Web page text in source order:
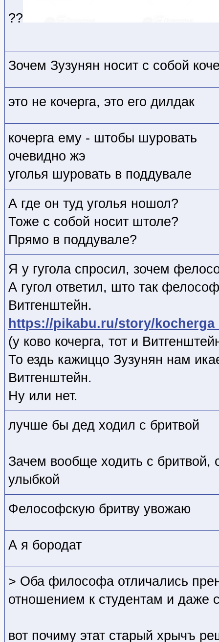
??
Зочем Зузунян носит с собой
это не кочерга, это его дилдак
кочерга ему - штобы шуровать
очевидно жэ
уголья шуровать в поддувале
А где он туд уголья ношол?
Тоже с собой носит штоле?
Прямо в поддувале?
Я у гугола спросил, зочем
А гугол ответил, што так
Витгенштейн.
https://pikabu.ru/story/
(у ково кочерга, тот и
То ездь кажиццо Зузунян нам
Витгенштейн.
Ну или нет.
лучше бы дед ходил с бритвой
Зачем вообще ходить с бритвой,
улыбкой
Фелософскую бритву увожаю
А я бородат
> Оба философа отличались
отношением к студентам и даже
вот почиму этат старый хрычъ